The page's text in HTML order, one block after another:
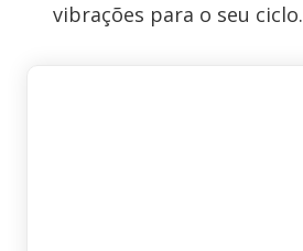
vibrações para o seu ciclo.